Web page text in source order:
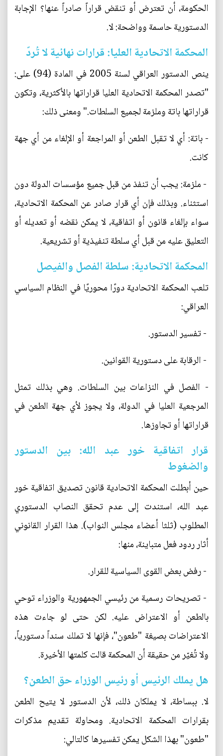
الحكومة، أن تعترض أو تنقض قراراً صادراً عنها؟ الإجابة
الدستورية حاسمة وواضحة: لا.
المحكمة الاتحادية العليا: قرارات نهائية لا تُردّ
ينص الدستور العراقي لسنة 2005 في المادة (94) على:
"تصدر المحكمة الاتحادية العليا قراراتها بالأكثرية، وتكون
قراراتها باتة وملزمة لجميع السلطات." ومعنى ذلك:
- باتة: أي لا تقبل الطعن أو المراجعة أو الإلغاء من أي جهة
كانت.
- ملزمة: يجب أن تنفذ من قبل جميع مؤسسات الدولة دون
استثناء. وبذلك فإن أي قرار صادر عن المحكمة الاتحادية،
سواء بإلغاء قانون أو اتفاقية، لا يمكن نقضه أو تعديله أو
التعليق عليه من قبل أي سلطة تنفيذية أو تشريعية.
المحكمة الاتحادية: سلطة الفصل والفيصل
تلعب المحكمة الاتحادية دورًا محوريًا في النظام السياسي
العراقي:
- تفسير الدستور.
- الرقابة على دستورية القوانين.
- الفصل في النزاعات بين السلطات. وهي بذلك تمثل
المرجعية العليا في الدولة، ولا يجوز لأي جهة الطعن في
قراراتها أو تجاوزها.
قرار اتفاقية خور عبد الله: بين الدستور
والضغوط
حين أبطلت المحكمة الاتحادية قانون تصديق اتفاقية خور
عبد الله، استندت إلى عدم تحقق النصاب الدستوري
المطلوب (ثلثا أعضاء مجلس النواب). هذا القرار القانوني
أثار ردود فعل متباينة، منها:
- رفض بعض القوى السياسية للقرار.
- تصريحات رسمية من رئيسي الجمهورية والوزراء توحي
بالطعن أو الاعتراض عليه. لكن حتى لو جاءت هذه
الاعتراضات بصيغة "طعون"، فإنها لا تملك سنداً دستورياً،
ولا تُغيّر من حقيقة أن المحكمة قالت كلمتها الأخيرة.
هل يملك الرئيس أو رئيس الوزراء حق الطعن؟
لا. ببساطة، لا يملكان ذلك، لأن الدستور لا يتيح الطعن
بقرارات المحكمة الاتحادية. ومحاولة تقديم مذكرات
"طعون" بهذا الشكل يمكن تفسيرها كالتالي: